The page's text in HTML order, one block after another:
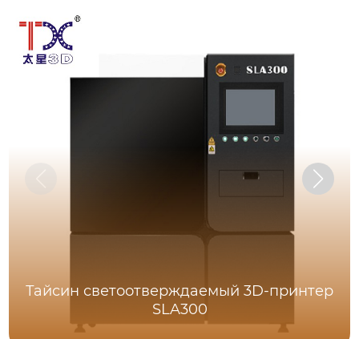
Тайсин светоотверждаемый 3D-принтер
SLA300